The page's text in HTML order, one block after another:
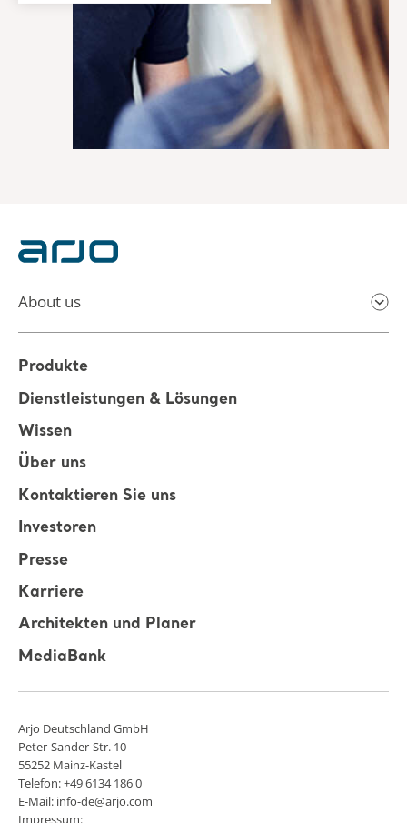
About us
Produkte
Dienstleistungen & Lösungen
Wissen
Über uns
Kontaktieren Sie uns
Investoren
Presse
Karriere
Architekten und Planer
MediaBank
Arjo Deutschland GmbH
Peter-Sander-Str. 10
55252 Mainz-Kastel
Telefon: +49 6134 186 0
E-Mail: info-de@arjo.com
Impressum: